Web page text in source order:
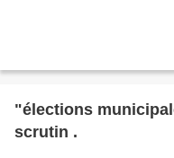
"élections
scrutin .